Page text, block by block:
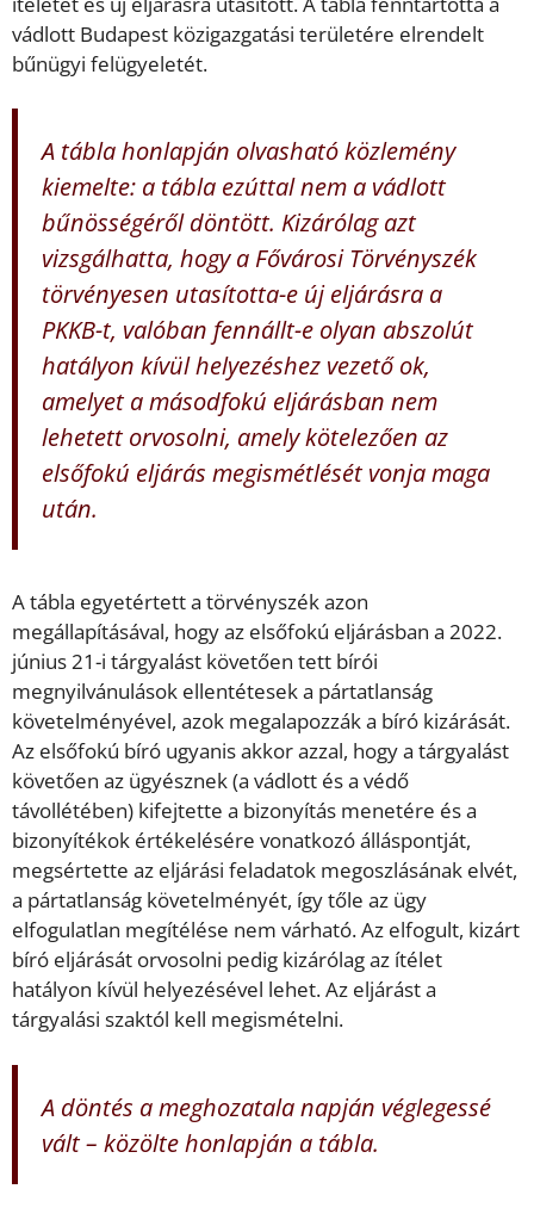
vádlott Budapest közigazgatási területére elrendelt
bűnügyi felügyeletét.
A tábla honlapján olvasható közlemény
kiemelte: a tábla ezúttal nem a vádlott
bűnösségéről döntött. Kizárólag azt
vizsgálhatta, hogy a Fővárosi Törvényszék
törvényesen utasította-e új eljárásra a
PKKB-t, valóban fennállt-e olyan abszolút
hatályon kívül helyezéshez vezető ok,
amelyet a másodfokú eljárásban nem
lehetett orvosolni, amely kötelezően az
elsőfokú eljárás megismétlését vonja maga
után.
A tábla egyetértett a törvényszék azon
megállapításával, hogy az elsőfokú eljárásban a 2022.
június 21-i tárgyalást követően tett bírói
megnyilvánulások ellentétesek a pártatlanság
követelményével, azok megalapozzák a bíró kizárását.
Az elsőfokú bíró ugyanis akkor azzal, hogy a tárgyalást
követően az ügyésznek (a vádlott és a védő
távollétében) kifejtette a bizonyítás menetére és a
bizonyítékok értékelésére vonatkozó álláspontját,
megsértette az eljárási feladatok megoszlásának elvét,
a pártatlanság követelményét, így tőle az ügy
elfogulatlan megítélése nem várható. Az elfogult, kizárt
bíró eljárását orvosolni pedig kizárólag az ítélet
hatályon kívül helyezésével lehet. Az eljárást a
tárgyalási szaktól kell megismételni.
A döntés a meghozatala napján véglegessé
vált – közölte honlapján a tábla.